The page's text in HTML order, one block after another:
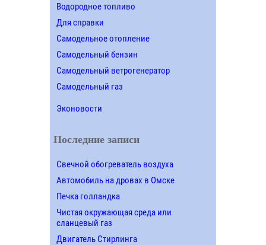
Водородное топливо
Для справки
Самодельное отопление
Самодельный бензин
Самодельный ветрогенератор
Самодельный газ
Эконовости
Последние записи
Свечной обогреватель воздуха
Автомобиль на дровах в Омске
Печка голландка
Чистая окружающая среда или
сланцевый газ
Двигатель Стирлинга